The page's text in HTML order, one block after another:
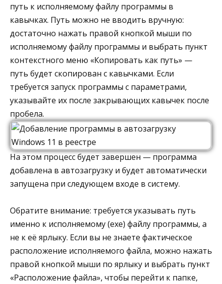
путь к исполняемому файлу программы в
кавычках. Путь можно не вводить вручную:
достаточно нажать правой кнопкой мыши по
исполняемому файлу программы и выбрать пункт
контекстного меню «Копировать как путь» —
путь будет скопирован с кавычками. Если
требуется запуск программы с параметрами,
указывайте их после закрывающих кавычек после
пробела.
На этом процесс будет завершен — программа
добавлена в автозагрузку и будет автоматически
запущена при следующем входе в систему.
Обратите внимание: требуется указывать путь
именно к исполняемому (exe) файлу программы, а
не к её ярлыку. Если вы не знаете фактическое
расположение исполняемого файла, можно нажать
правой кнопкой мыши по ярлыку и выбрать пункт
«Расположение файла», чтобы перейти к папке,